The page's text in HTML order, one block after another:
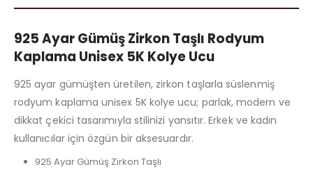
925 Ayar Gümüş Zirkon Taşlı Rodyum
Kaplama Unisex 5K Kolye Ucu
925 ayar gümüşten üretilen, zirkon taşlarla süslenmiş
rodyum kaplama unisex 5K kolye ucu; parlak, modern ve
dikkat çekici tasarımıyla stilinizi yansıtır. Erkek ve kadın
kullanıcılar için özgün bir aksesuardır.
925 Ayar Gümüş Zirkon Taşlı